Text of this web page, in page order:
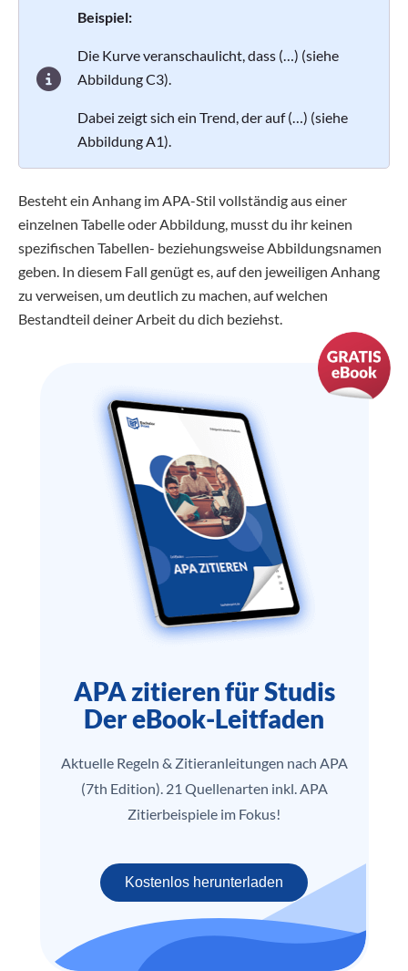
Beispiel:
Die Kurve veranschaulicht, dass (…) (siehe
Abbildung C3).
Dabei zeigt sich ein Trend, der auf (…) (siehe
Abbildung A1).
Besteht ein Anhang im APA-Stil vollständig aus einer
einzelnen Tabelle oder Abbildung, musst du ihr keinen
spezifischen Tabellen- beziehungsweise Abbildungsnamen
geben. In diesem Fall genügt es, auf den jeweiligen Anhang
zu verweisen, um deutlich zu machen, auf welchen
Bestandteil deiner Arbeit du dich beziehst.
APA zitieren für Studis
Der eBook-Leitfaden
Aktuelle Regeln & Zitieranleitungen nach APA
(7th Edition). 21 Quellenarten inkl. APA
Zitierbeispiele im Fokus!
Kostenlos herunterladen